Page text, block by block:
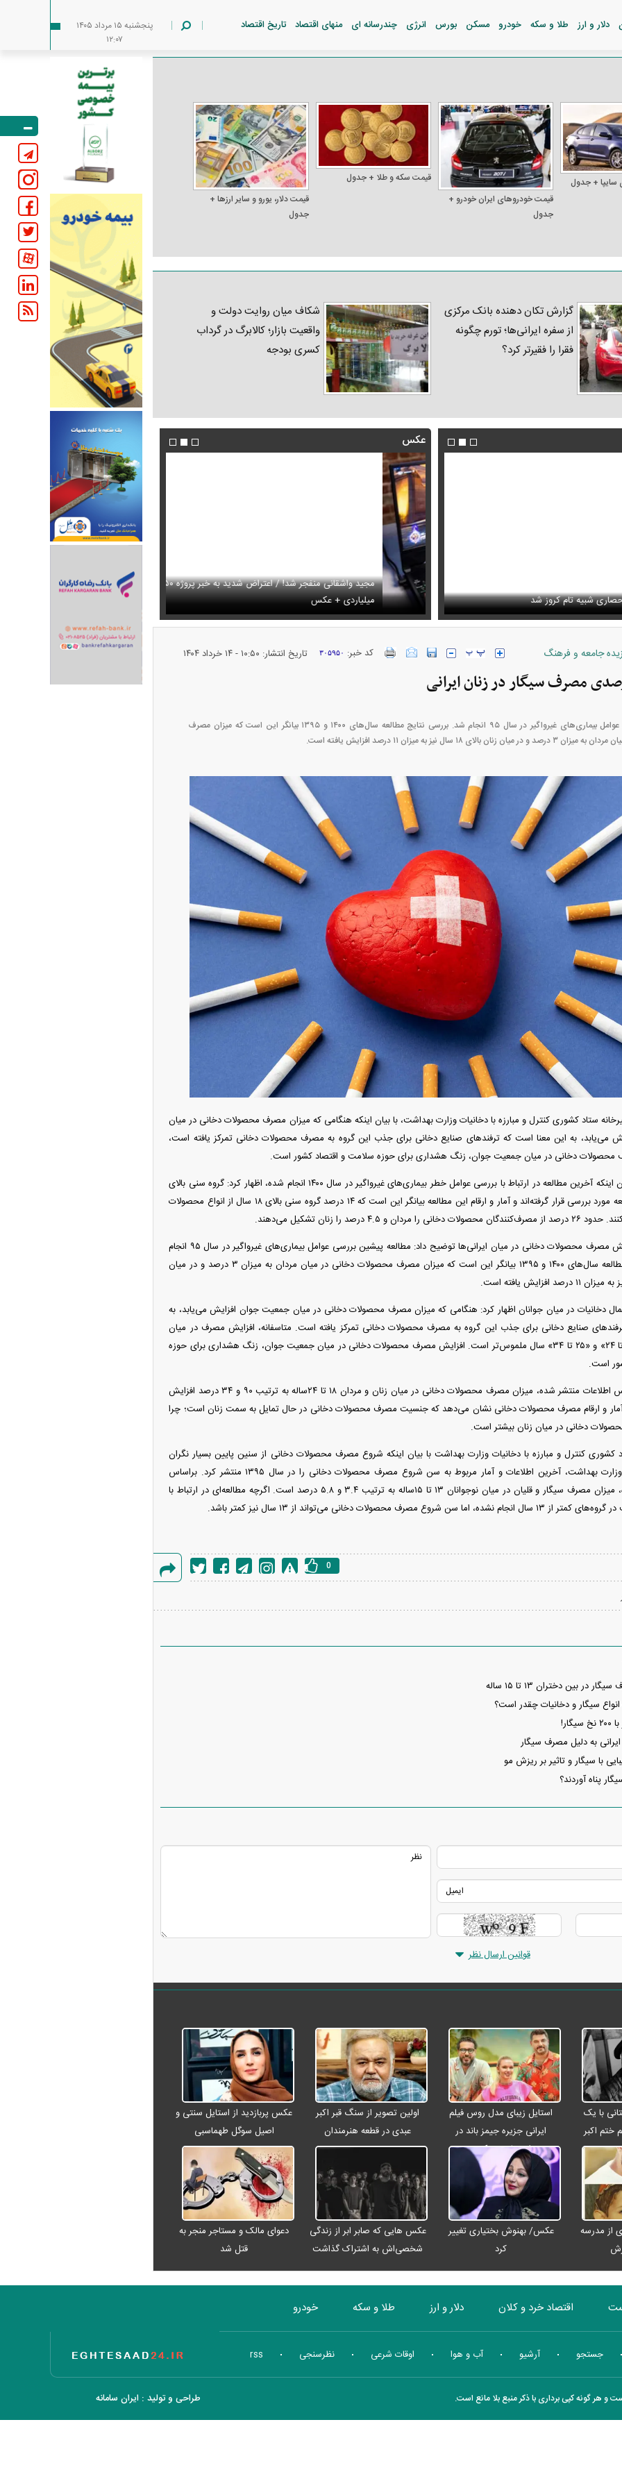
دلار و ارز طلا و سکه خودرو مسکن بورس انرژی چندرسانه ای منهای اقتصاد تاریخ اقتصاد
پنجشنبه ۱۵ مرداد ۱۴۰۵
۱۲:۰۷
+ جدول
قیمت خودرو‌های ایران خودرو +
جدول
قیمت سکه و طلا + جدول
قیمت دلار، یورو و سایر ارز‌ها +
جدول
گزارش تکان‌ دهنده بانک مرکزی
از سفره ایرانی‌ها؛ تورم چگونه
فقرا را فقیرتر کرد؟
شکاف میان روایت دولت و
واقعیت بازار؛ کالابرگ در گرداب
کسری بودجه
تام کروز شد سینا حجازی با یک جمله درباره گوگوش خبرساز شد + ویدئو اولین تصاویر از حادثه بالگرد حامل ترامپ
عکس
رونق گرفت + عکس
مجید واشقانی منفجر شد! / اعتراض شدید به خبر پروژه ۱۵۰
میلیاردی + عکس
عکس/ مازیار لرستانی با یک اتفاق تلخ از
جامعه و فرهنگ کد خبر: ۳۰۵۹۵۰ تاریخ انتشار: ۱۰:۵۰ - ۱۴ خرداد ۱۴۰۴
مطالعه پیشین بررسی عوامل بیماری‌های غیرواگیر در سال ۹۵ انجام شد. بررسی نتایج مطالعه سال‌های ۱۴۰۰ و ۱۳۹۵ بیانگر این است که میزان مصرف
۱۸ سال نیز به میزان ۱۱ درصد افزایش یافته است.
ستاد کشوری کنترل و مبارزه با دخانیات وزارت بهداشت، با بیان اینکه هنگامی که میزان مصرف محصولات دخانی در میان
می‌یابد، به این معنا است که ترفند‌های صنایع دخانی برای جذب این گروه به مصرف محصولات دخانی تمرکز یافته است،
دخانی در میان جمعیت جوان، زنگ هشداری برای حوزه سلامت و اقتصاد کشور است.
بهزاد ولی‌زاده، با بیان اینکه آخرین مطالعه در ارتباط با بررسی عوامل خطر بیماری‌های غیرواگیر در سال ۱۴۰۰ انجام شده، اظهار کرد: گروه سنی بالای
۱۸ سال در این مطالعه مورد بررسی قرار گرفته‌اند و آمار و ارقام این مطالعه بیانگر این است که ۱۴ درصد گروه سنی بالای ۱۸ سال از انواع محصولات
و ۴.۵ درصد را زنان تشکیل می‌دهند.
وی با اشاره به افزایش مصرف محصولات دخانی در میان ایرانی‌ها توضیح داد: مطالعه پیشین بررسی عوامل بیماری‌های غیرواگیر در سال ۹۵ انجام
شد. بررسی نتایج مطالعه سال‌های ۱۴۰۰ و ۱۳۹۵ بیانگر این است که میزان مصرف محصولات دخانی در میان مردان به میزان ۳ درصد و در میان
دخانیات در میان جوانان اظهار کرد: هنگامی که میزان مصرف محصولات دخانی در میان جمعیت جوان افزایش می‌یابد، به
صنایع دخانی برای جذب این گروه به مصرف محصولات دخانی تمرکز یافته است. متاسفانه، افزایش مصرف در میان
گروه‌های سنی «۱۸ تا ۲۴» و «۲۵ تا ۳۴» سال ملموس‌تر است. افزایش مصرف محصولات دخانی در میان جمعیت جوان، زنگ هشداری برای حوزه
است.
وی ادامه داد: براساس اطلاعات منتشر شده، میزان مصرف محصولات دخانی در میان زنان و مردان ۱۸ تا ۲۴ساله به ترتیب ۹۰ و ۳۴ درصد افزایش
و ارقام مصرف محصولات دخانی نشان می‌دهد که جنسیت مصرف محصولات دخانی در حال تمایل به سمت زنان است؛ چرا
دخانی در میان زنان بیشتر است.
کشوری کنترل و مبارزه با دخانیات وزارت بهداشت با بیان اینکه شروع مصرف محصولات دخانی از سنین پایین بسیار نگران
کننده است، گفت: وزارت بهداشت، آخرین اطلاعات و آمار مربوط به سن شروع مصرف محصولات دخانی را در سال ۱۳۹۵ منتشر کرد. براساس
اطلاعات منتشر شده، میزان مصرف سیگار و قلیان در میان نوجوانان ۱۳ تا ۱۵ساله به ترتیب ۳.۴ و ۵.۸ درصد است. اگرچه مطالعه‌ای در ارتباط با
شروع مصرف محصولات دخانی می‌تواند از ۱۳ سال نیز کمتر باشد.
گزارش
0
در بین دختران ۱۳ تا ۱۵ ساله
انواع سیگار و دخانیات چقدر است؟
با سیگار و تاثیر بر ریزش مو
پناه آوردند؟
قوانین ارسال نظر
با یک
ختم اکبر
استایل زیبای مدل روس فیلم
ایرانی جزیره جیمز باند در
اصفهان + عکس
اولین تصویر از سنگ قبر اکبر
عبدی در قطعه هنرمندان
عکس پربازدید از استایل سنتی و
اصیل سوگل طهماسبی
از مدرسه
عکس/ بهنوش بختیاری تغییر
کرد
عکس هایی که صابر ابر از زندگی
شخصی‌اش به اشتراک گذاشت
دعوای مالک و مستاجر منجر به
قتل شد
ارز‌ها + جدول قیمت خودرو‌های ایران خودرو + جدول قیمت خودرو‌های ایران خودرو + جدول قیمت سکه و طلا + جدول
مسکن؛ فنر
کارنامه مردود محسن پاک‌ نژاد؛ از افت شدید
درآمد ارزی تا بازی با عزل و نصب‌ها
۱۴۰۵
قیمت خودرو وارد فاز جدید شد/ اولین
واکنش بازار به تحولات سیاسی + جدول
آغاز فروش نقدی با تحویل فوری بهمن دیزل
+ جزئیات
قدرت تهدید
رونمایی از پوکو M ۸ پاور با باتری ۸۰۰۰
میلی‌آمپرساعتی
چین از بمب افکن H-۶N با موشک هسته‌ای
رونمایی کرد
اقتصاد خرد و کلان دلار و ارز طلا و سکه خودرو
بورس انرژی چندرسانه ای منهای اقتصاد تاریخ اقتصاد جستجو آرشیو آب و هوا اوقات شرعی نظرسنجی rss
طراحی و تولید : ایران سامانه